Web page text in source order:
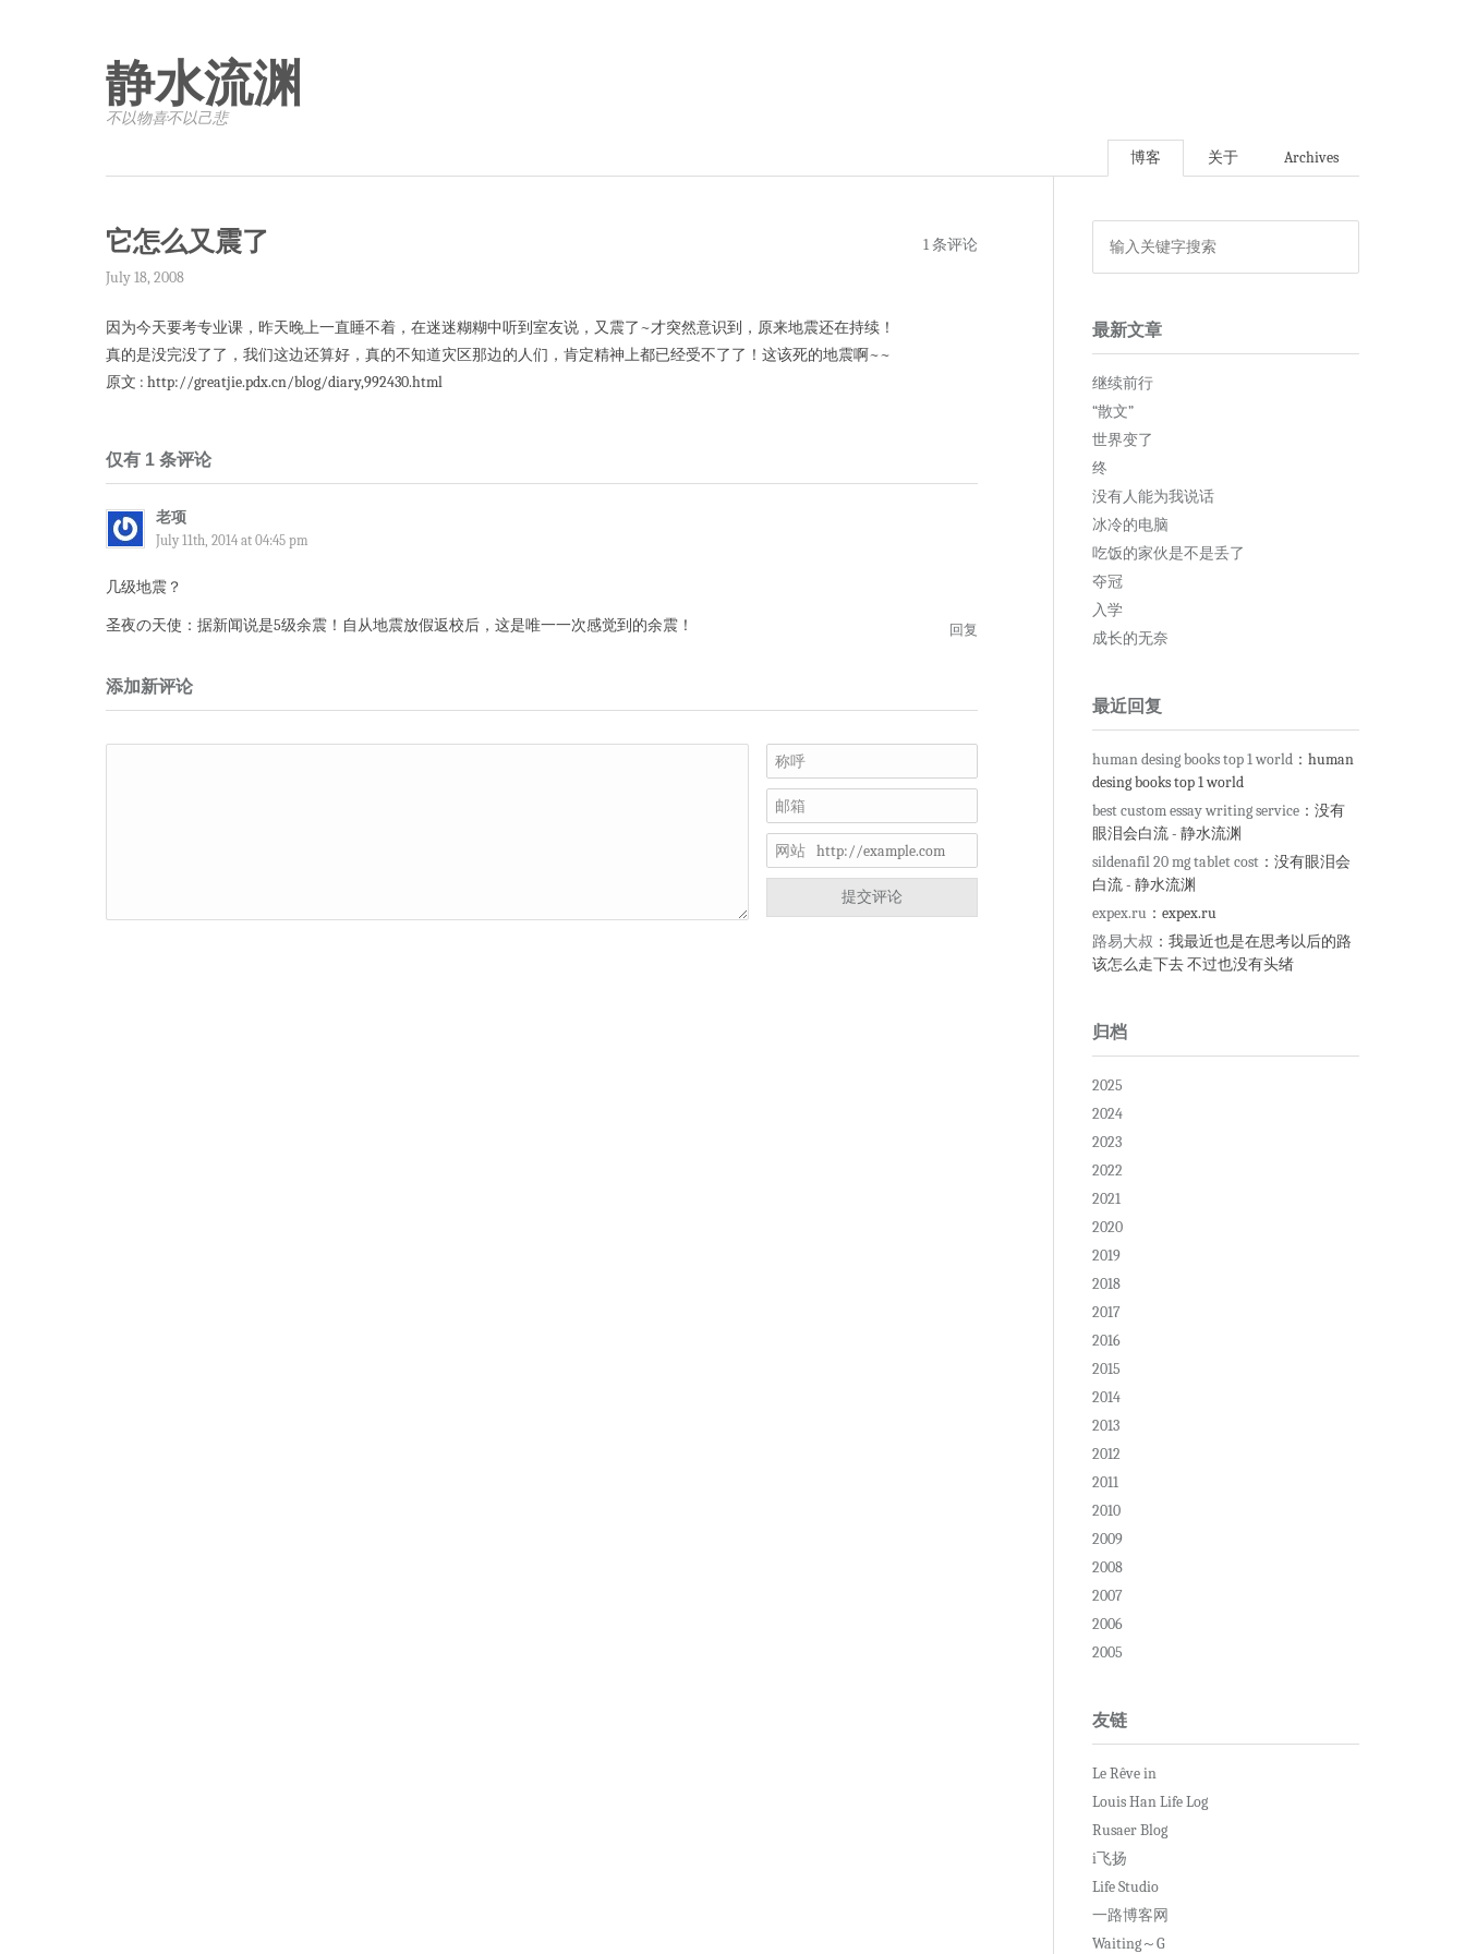
静水流渊
不以物喜·不以己悲
博客 关于 Archives
它怎么又震了
July 18, 2008
1 条评论
因为今天要考专业课，昨天晚上一直睡不着，在迷迷糊糊中听到室友说，又震了~才突然意识到，原来地震还在持续！
真的是没完没了了，我们这边还算好，真的不知道灾区那边的人们，肯定精神上都已经受不了了！这该死的地震啊~~
原文 : http://greatjie.pdx.cn/blog/diary,992430.html
仅有 1 条评论
老项
July 11th, 2014 at 04:45 pm
几级地震？
圣夜の天使：据新闻说是5级余震！自从地震放假返校后，这是唯一一次感觉到的余震！ 回复
添加新评论
称呼
邮箱
网站
提交评论
最新文章
继续前行
“散文”
世界变了
终
没有人能为我说话
冰冷的电脑
吃饭的家伙是不是丢了
夺冠
入学
成长的无奈
最近回复
human desing books top 1 world ：human
desing books top 1 world
best custom essay writing service ：没有
眼泪会白流 - 静水流渊
sildenafil 20 mg tablet cost ：没有眼泪会
白流 - 静水流渊
expex.ru ：expex.ru
路易大叔 ：我最近也是在思考以后的路
该怎么走下去 不过也没有头绪
归档
2025
2024
2023
2022
2021
2020
2019
2018
2017
2016
2015
2014
2013
2012
2011
2010
2009
2008
2007
2006
2005
友链
Le Rêve in
Louis Han Life Log
Rusaer Blog
i飞扬
Life Studio
一路博客网
Waiting～G